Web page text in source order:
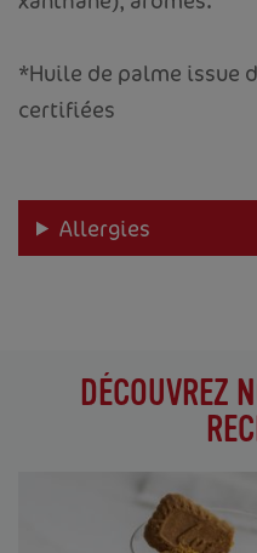
*Huile de palme issue
certifiées
Allergies
DÉCOUVREZ